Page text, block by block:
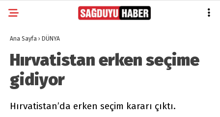
Ana Sayfa › DÜNYA
Hırvatistan erken seçime
gidiyor
Hırvatistan’da erken seçim kararı çıktı.